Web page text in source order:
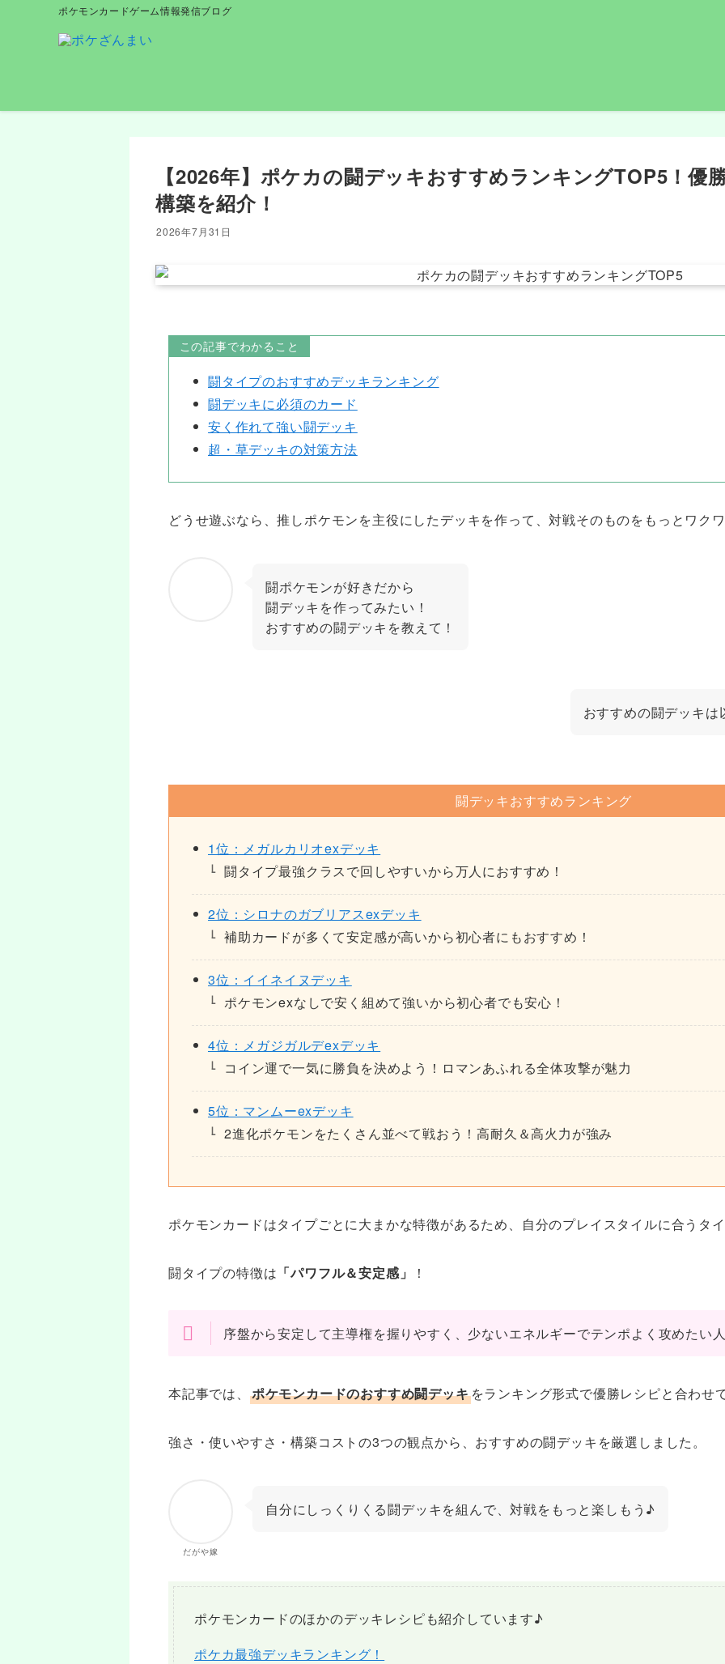
ポケモンカードゲーム情報発信ブログ
【2026年】ポケカの闘デッキおすすめランキングTOP5！優
構築を紹介！
2026年7月31日
この記事でわかること
闘タイプのおすすめデッキランキング
闘デッキに必須のカード
安く作れて強い闘デッキ
超・草デッキの対策方法
どうせ遊ぶなら、推しポケモンを主役にしたデッキを作って、対戦そのものをもっとワク
闘ポケモンが好きだから
闘デッキを作ってみたい！
おすすめの闘デッキを教えて！
おすすめの闘デッキ
闘デッキおすすめランキング
1位：メガルカリオexデッキ
闘タイプ最強クラスで回しやすいから万人におすすめ！
2位：シロナのガブリアスexデッキ
補助カードが多くて安定感が高いから初心者にもおすすめ！
3位：イイネイヌデッキ
ポケモンexなしで安く組めて強いから初心者でも安心！
4位：メガジガルデexデッキ
コイン運で一気に勝負を決めよう！ロマンあふれる全体攻撃が魅力
5位：マンムーexデッキ
2進化ポケモンをたくさん並べて戦おう！高耐久＆高火力が強み
ポケモンカードはタイプごとに大まかな特徴があるため、自分のプレイスタイルに合うタ
闘タイプの特徴は 「パワフル＆安定感」 ！
序盤から安定して主導権を握りやすく、少ないエネルギーでテンポよく攻めたい
本記事では、 ポケモンカードのおすすめ闘デッキをランキング形式で優勝レシピと合わせ
強さ・使いやすさ・構築コストの3つの観点から、おすすめの闘デッキを厳選しました。
だがや嫁
自分にしっくりくる闘デッキを組んで、対戦をもっと楽しもう♪
ポケモンカードのほかのデッキレシピも紹介しています♪
ポケカ最強デッキランキング！